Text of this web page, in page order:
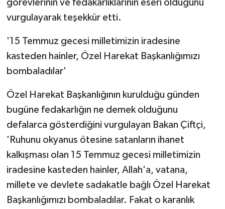
görevlerinin ve fedakarlıklarının eseri olduğunu
vurgulayarak teşekkür etti.
'15 Temmuz gecesi milletimizin iradesine
kasteden hainler, Özel Harekat Başkanlığımızı
bombaladılar'
Özel Harekat Başkanlığının kurulduğu günden
bugüne fedakarlığın ne demek olduğunu
defalarca gösterdiğini vurgulayan Bakan Çiftçi,
'Ruhunu okyanus ötesine satanların ihanet
kalkışması olan 15 Temmuz gecesi milletimizin
iradesine kasteden hainler, Allah'a, vatana,
millete ve devlete sadakatle bağlı Özel Harekat
Başkanlığımızı bombaladılar. Fakat o karanlık